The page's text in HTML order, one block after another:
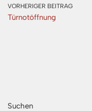
VORHERIGER BEITRAG
Türnotöffnung
Suchen